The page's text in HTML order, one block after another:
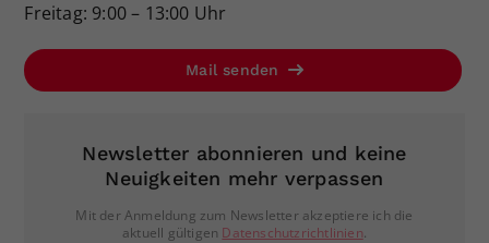
Freitag: 9:00 – 13:00 Uhr
Mail senden
Newsletter abonnieren und keine
Neuigkeiten mehr verpassen
Mit der Anmeldung zum Newsletter akzeptiere ich die
aktuell gültigen Datenschutzrichtlinien.